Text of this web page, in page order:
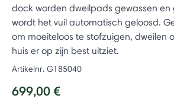
dock worden dweilpads gewassen
wordt het vuil automatisch geloosd.
om moeiteloos te stofzuigen, dweilen
huis er op zijn best uitziet.
Artikelnr. G185040
699,00 €